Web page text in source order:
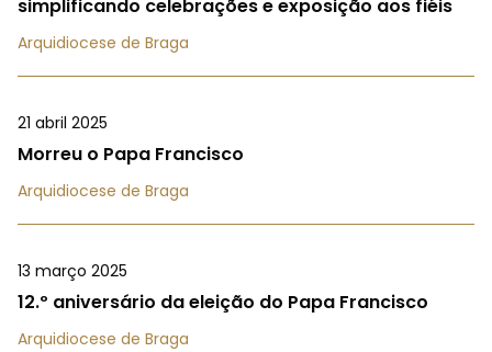
simplificando celebrações e exposição aos fiéis
Arquidiocese de Braga
21 abril 2025
Morreu o Papa Francisco
Arquidiocese de Braga
13 março 2025
12.º aniversário da eleição do Papa Francisco
Arquidiocese de Braga